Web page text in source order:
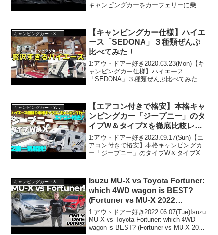
キャンピングカーをカーフェリーに乗せ
で！！2:アウトドアー好き2023.06....
【キャンピングカー仕様】ハイエ
ース「SEDONA」３種類ぜんぶ
比べてみた！
1:アウトドアー好き2020.03.23(Mon)【キ
ャンピングカー仕様】ハイエース
「SEDONA」３種類ぜんぶ比べてみた！
2020.03.23(Mon)この動画は注目です！3:
ア...
キャンピングカー・SUV人気車種
【エアコン付きで格安】本格キャ
ンピングカー「ジープニー」のタ
イプW＆タイプXを徹底比較レビ
ュー！ナッツRV製作、トヨタ・
カムロードベースの話題の新型キ
ャブコン2モデル！道の駅巡りや
1:アウトドアー好き2023.09.17(Sun)【エ
アコン付きで格安】本格キャンピングカ
ー「ジープニー」のタイプW＆タイプXを
ブコン2モデル！道の駅巡りや車中泊の
旅...
Isuzu MU-X vs Toyota Fortuner:
which 4WD wagon is BEST?
(Fortuner vs MU-X 2022
comparison)
1:アウトドアー好き2022.06.07(Tue)Isuzu
MU-X vs Toyota Fortuner: which 4WD
wagon is BEST? (Fortuner vs MU-X 2022